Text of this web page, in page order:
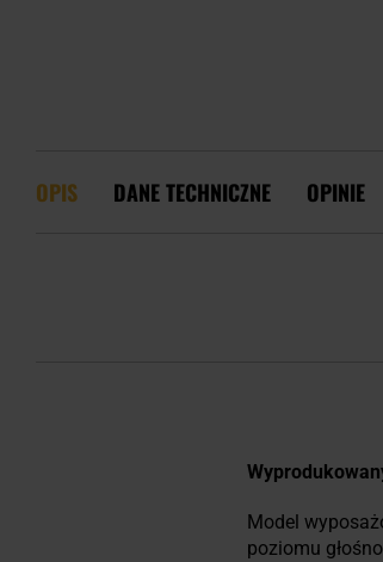
OPIS DANE TECHNICZNE OPINIE
Model
poziomu